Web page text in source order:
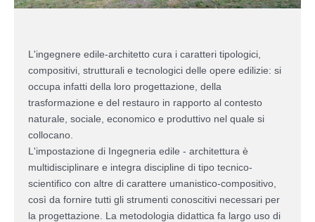
L'ingegnere edile-architetto cura i caratteri tipologici,
compositivi, strutturali e tecnologici delle opere edilizie: si
occupa infatti della loro progettazione, della
trasformazione e del restauro in rapporto al contesto
naturale, sociale, economico e produttivo nel quale si
collocano.
L'impostazione di Ingegneria edile - architettura è
multidisciplinare e integra discipline di tipo tecnico-
scientifico con altre di carattere umanistico-compositivo,
così da fornire tutti gli strumenti conoscitivi necessari per
la progettazione. La metodologia didattica fa largo uso di